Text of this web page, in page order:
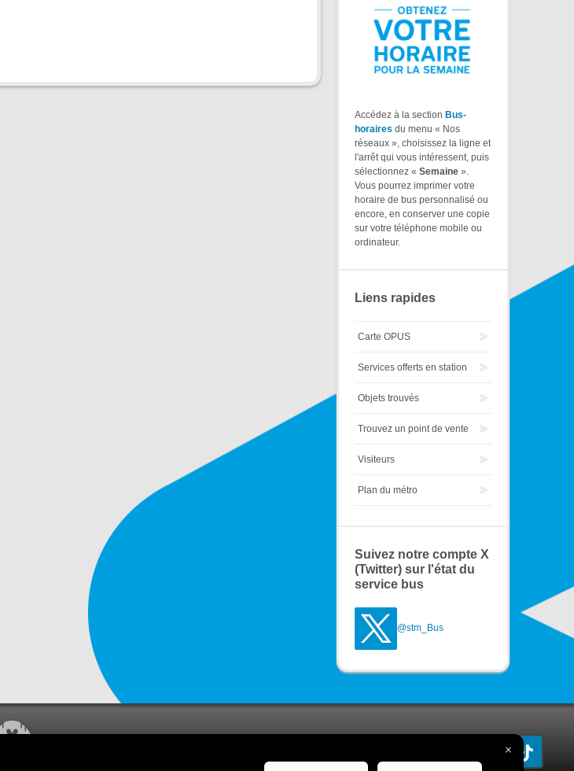
Accédez à la section Bus-
horaires du menu « Nos
réseaux », choisissez la ligne et
l'arrêt qui vous intéressent, puis
sélectionnez « Semaine ».
Vous pourrez imprimer votre
horaire de bus personnalisé ou
encore, en conserver une copie
sur votre téléphone mobile ou
ordinateur.
Liens rapides
Carte OPUS
Services offerts en station
Objets trouvés
Trouvez un point de vente
Visiteurs
Plan du métro
Suivez notre compte X
(Twitter) sur l'état du
service bus
@stm_Bus